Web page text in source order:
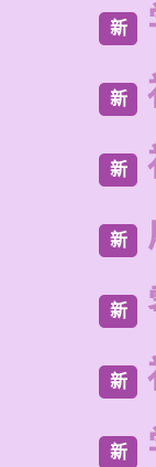
新
新
新
新
新
新
新